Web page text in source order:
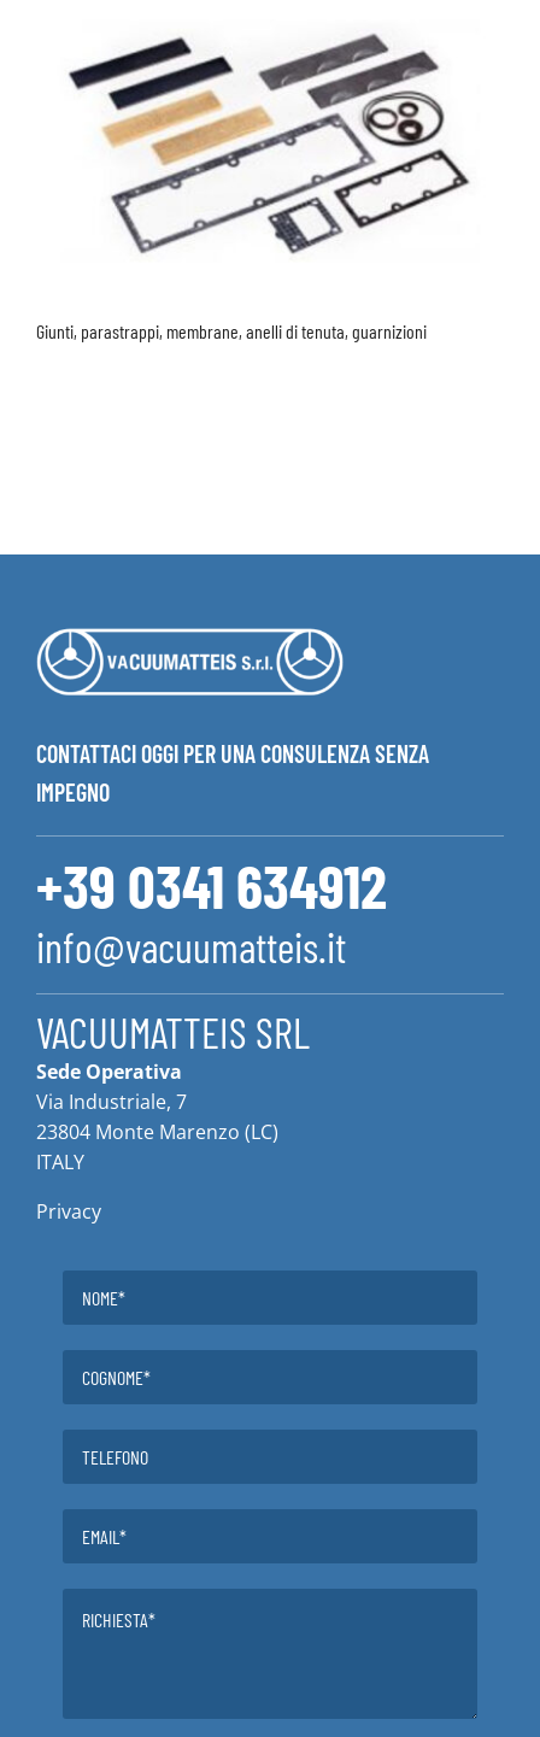
Giunti, parastrappi, membrane, anelli di tenuta, guarnizioni
CONTATTACI OGGI PER UNA CONSULENZA SENZA
IMPEGNO
+39 0341 634912
info@vacuumatteis.it
VACUUMATTEIS SRL
Sede Operativa
Via Industriale, 7
23804 Monte Marenzo (LC)
ITALY
Privacy